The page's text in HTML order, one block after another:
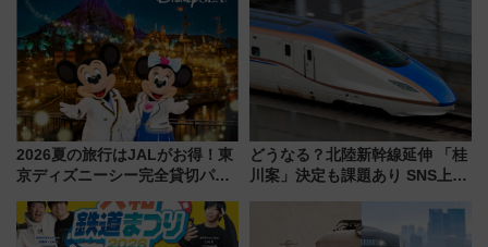
美旅「何もしない贅沢」を体験
してみない？
推し活を楽しもう！（2026年
8/1～31）
2026夏の旅行はJALがお得！東
京ディズニーシー完全貸切パー
ーン始まる 条件は「夏の国内
線に2回搭乗」
どうなる？北陸新幹線延伸 「桂
川案」決定も課題あり SNS上の